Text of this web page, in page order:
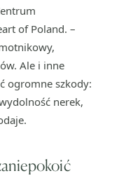
of Poland. –
Ale i inne
ogromne szkody:
nerek,